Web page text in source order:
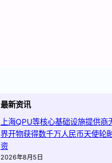
最新资讯
上海QPU等核心基础设施提供商
界开物获得数千万人民币天使轮
资
2026年8月5日